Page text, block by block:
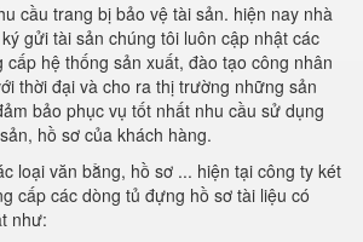
cầu trang bị bảo vệ tài sản. hiện nay nhà
gửi tài sản chúng tôi luôn cập nhật các
cấp hệ thống sản xuất, đào tạo công nhân
thời đại và cho ra thị trường những sản
bảo phục vụ tốt nhất nhu cầu sử dụng
hồ sơ của khách hàng.
loại văn bằng, hồ sơ ... hiện tại công ty két
cấp các dòng tủ đựng hồ sơ tài liệu có
như: